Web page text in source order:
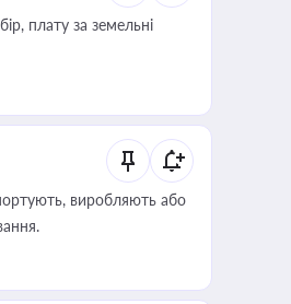
плату за земельні
виробляють або